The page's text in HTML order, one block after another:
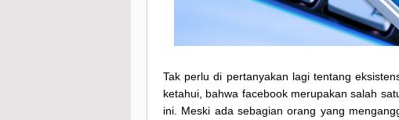
Tak perlu di pertanyakan lagi tentang
ketahui, bahwa facebook merupakan salah
ini. Meski ada sebagian orang yang